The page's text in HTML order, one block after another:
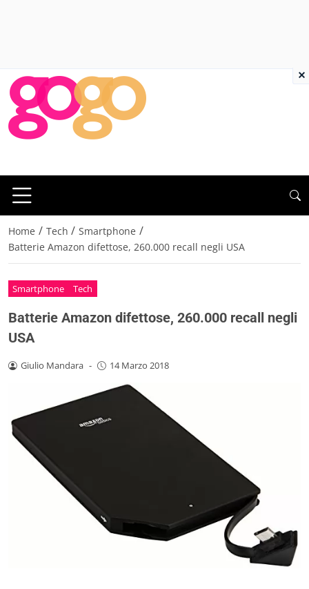
Home / Tech / Smartphone /
Batterie Amazon difettose, 260.000 recall negli USA
Smartphone Tech
Batterie Amazon difettose, 260.000 recall negli
USA
Giulio Mandara - 14 Marzo 2018
×